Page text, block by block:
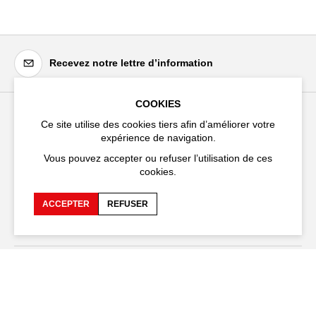
Recevez notre lettre d’information
Festival d'Avignon
20 rue du Portail Boquier,
+33 (0)4 90 27 66 50
COOKIES
Ce site utilise des cookies tiers afin d’améliorer votre
expérience de navigation.
Vous pouvez accepter ou refuser l’utilisation de ces
cookies.
ACCEPTER REFUSER